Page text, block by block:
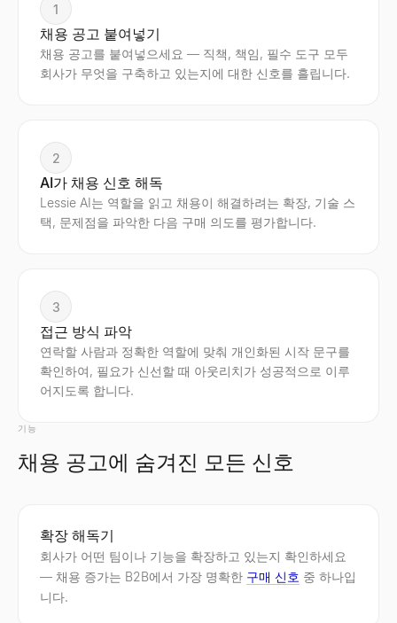
1
채용 공고 붙여넣기
채용 공고를 붙여넣으세요 — 직책, 책임, 필수 도구 모두
회사가 무엇을 구축하고 있는지에 대한 신호를 흘립니다.
2
AI가 채용 신호 해독
Lessie AI는 역할을 읽고 채용이 해결하려는 확장, 기술 스
택, 문제점을 파악한 다음 구매 의도를 평가합니다.
3
접근 방식 파악
연락할 사람과 정확한 역할에 맞춰 개인화된 시작 문구를
확인하여, 필요가 신선할 때 아웃리치가 성공적으로 이루
어지도록 합니다.
기능
채용 공고에 숨겨진 모든 신호
확장 해독기
회사가 어떤 팀이나 기능을 확장하고 있는지 확인하세요
— 채용 증가는 B2B에서 가장 명확한 구매 신호 중 하나입
니다.